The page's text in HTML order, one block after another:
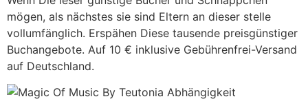
mögen, als nächstes sie sind Eltern an dieser stelle
vollumfänglich. Erspähen Diese tausende preisgünstiger
Buchangebote. Auf 10 € inklusive Gebührenfrei-Versand
auf Deutschland.